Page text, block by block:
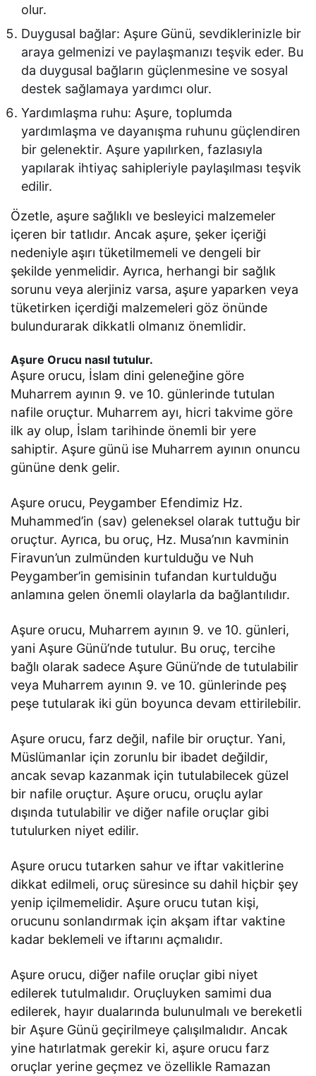
olur.
Duygusal bağlar: Aşure Günü, sevdiklerinizle bir
araya gelmenizi ve paylaşmanızı teşvik eder. Bu
da duygusal bağların güçlenmesine ve sosyal
destek sağlamaya yardımcı olur.
Yardımlaşma ruhu: Aşure, toplumda
yardımlaşma ve dayanışma ruhunu güçlendiren
bir gelenektir. Aşure yapılırken, fazlasıyla
yapılarak ihtiyaç sahipleriyle paylaşılması teşvik
edilir.
Özetle, aşure sağlıklı ve besleyici malzemeler
içeren bir tatlıdır. Ancak aşure, şeker içeriği
nedeniyle aşırı tüketilmemeli ve dengeli bir
şekilde yenmelidir. Ayrıca, herhangi bir sağlık
sorunu veya alerjiniz varsa, aşure yaparken veya
tüketirken içerdiği malzemeleri göz önünde
bulundurarak dikkatli olmanız önemlidir.
Aşure Orucu nasıl tutulur.
Aşure orucu, İslam dini geleneğine göre
Muharrem ayının 9. ve 10. günlerinde tutulan
nafile oruçtur. Muharrem ayı, hicri takvime göre
ilk ay olup, İslam tarihinde önemli bir yere
sahiptir. Aşure günü ise Muharrem ayının onuncu
gününe denk gelir.
Aşure orucu, Peygamber Efendimiz Hz.
Muhammed’in (sav) geleneksel olarak tuttuğu bir
oruçtur. Ayrıca, bu oruç, Hz. Musa’nın kavminin
Firavun’un zulmünden kurtulduğu ve Nuh
Peygamber’in gemisinin tufandan kurtulduğu
anlamına gelen önemli olaylarla da bağlantılıdır.
Aşure orucu, Muharrem ayının 9. ve 10. günleri,
yani Aşure Günü’nde tutulur. Bu oruç, tercihe
bağlı olarak sadece Aşure Günü’nde de tutulabilir
veya Muharrem ayının 9. ve 10. günlerinde peş
peşe tutularak iki gün boyunca devam ettirilebilir.
Aşure orucu, farz değil, nafile bir oruçtur. Yani,
Müslümanlar için zorunlu bir ibadet değildir,
ancak sevap kazanmak için tutulabilecek güzel
bir nafile oruçtur. Aşure orucu, oruçlu aylar
dışında tutulabilir ve diğer nafile oruçlar gibi
tutulurken niyet edilir.
Aşure orucu tutarken sahur ve iftar vakitlerine
dikkat edilmeli, oruç süresince su dahil hiçbir şey
yenip içilmemelidir. Aşure orucu tutan kişi,
orucunu sonlandırmak için akşam iftar vaktine
kadar beklemeli ve iftarını açmalıdır.
Aşure orucu, diğer nafile oruçlar gibi niyet
edilerek tutulmalıdır. Oruçluyken samimi dua
edilerek, hayır dualarında bulunulmalı ve bereketli
bir Aşure Günü geçirilmeye çalışılmalıdır. Ancak
yine hatırlatmak gerekir ki, aşure orucu farz
oruçlar yerine geçmez ve özellikle Ramazan